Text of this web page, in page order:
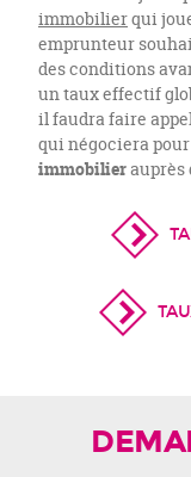
immobilierqui
emprunteur
des conditions
un taux effectif
il faudra faire
qui négociera
immobilierauprès